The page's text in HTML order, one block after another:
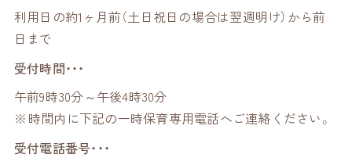
利用日の約1ヶ月前（土日祝日の場合は翌週明け）から前
日まで
受付時間
午前9時30分～午後4時30分
時間内に下記の一時保育専用電話へご連絡ください。
受付電話番号